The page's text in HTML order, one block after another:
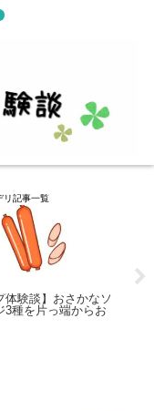
リ記事一覧
体験談】冷凍春巻を
らお試ししてみまし